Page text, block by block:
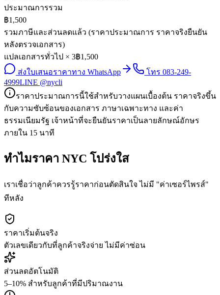
ประมาณการรวม
฿1,500
รวมภาษีและส่วนลดแล้ว (ราคาประมาณการ ราคาจริงยืนยัน
หลังตรวจเอกสาร)
แปลเอกสารทั่วไป × 3฿1,500
ส่งใบเสนอราคาทาง WhatsApp
โทร 083-249-
4999LINE @nycli
ราคาประมาณการนี้ใช้สำหรับวางแผนเบื้องต้น ราคาจริงขึ้น
กับความซับซ้อนของเอกสาร ภาษาเฉพาะทาง และค่า
ธรรมเนียมรัฐ เจ้าหน้าที่จะยืนยันราคาเป็นลายลักษณ์อักษร
ภายใน 15 นาที
ทำไมราคา NYC โปร่งใส
เราเชื่อว่าลูกค้าควรรู้ราคาก่อนตัดสินใจ ไม่มี "ค่าเซอร์ไพรส์"
ทีหลัง
ราคาเริ่มต้นจริง
ตัวเลขเดียวกับที่ลูกค้าจริงจ่าย ไม่มีค่าซ่อน
ส่วนลดอัตโนมัติ
5–10% สำหรับลูกค้าที่มีปริมาณงาน